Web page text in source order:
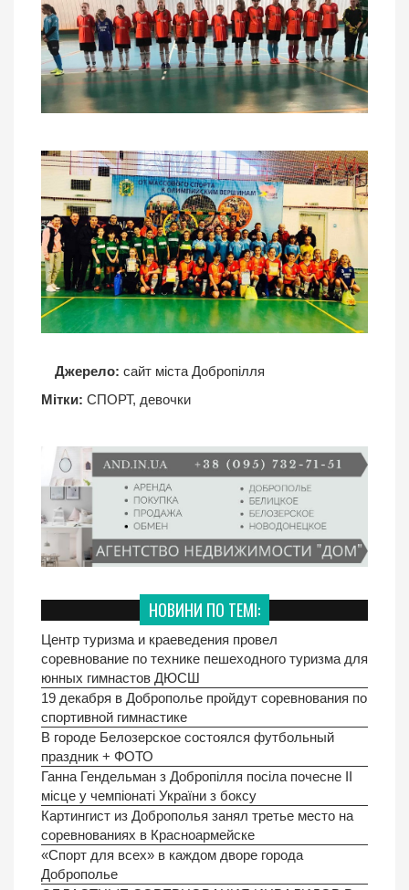
Джерело: сайт міста Добропілля
Мітки: СПОРТ, девочки
НОВИНИ ПО ТЕМІ:
Центр туризма и краеведения провел
соревнование по технике пешеходного туризма для
юнных гимнастов ДЮСШ
19 декабря в Доброполье пройдут соревнования по
спортивной гимнастике
В городе Белозерское состоялся футбольный
праздник + ФОТО
Ганна Гендельман з Добропілля посіла почесне II
місце у чемпіонаті України з боксу
Картингист из Доброполья занял третье место на
соревнованиях в Красноармейске
«Спорт для всех» в каждом дворе города
Доброполье